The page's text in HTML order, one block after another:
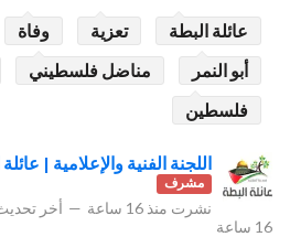
عائلة البطة تعزية وفاة
أبو النمر
مناضل فلسطيني
فلسطين
اللجنة الفنية والإعلامية |
مشرف
نشرت منذ 16 ساعة — أخر
16 ساعة